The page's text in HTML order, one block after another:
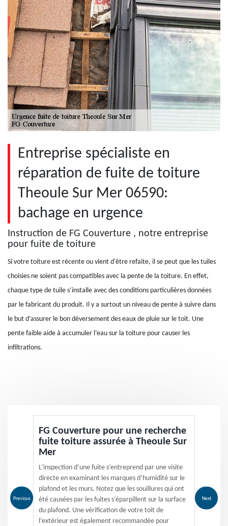
Entreprise spécialiste en
réparation de fuite de toiture
Theoule Sur Mer 06590:
bachage en urgence
Instruction de FG Couverture , notre entreprise
pour fuite de toiture
Si votre toiture est récente ou vient d'être refaite, il se peut que les tuiles
choisies ne soient pas compatibles avec la pente de la toiture. En effet,
chaque type de tuile s’installe avec des conditions particulières données
par le fabricant du produit. Il y a surtout un niveau de pente à suivre dans
le but d’assurer le bon déversement des eaux de pluie sur le toit. Une
pente faible aide à accumuler l’eau sur la toiture pour causer les
infiltrations.
Previous
FG Couverture pour une recherche
fuite toiture assurée à Theoule Sur
Mer
L’inspection d’une fuite s’entreprend par une visite
directe en examinant les marques d’humidité sur le
plafond et les murs. Notez que les souillures qui ont
été causées par les fuites s’éparpillent sur la surface
du plafond. Une vérification de votre toit de
l’extérieur est également recommandée pour
Next